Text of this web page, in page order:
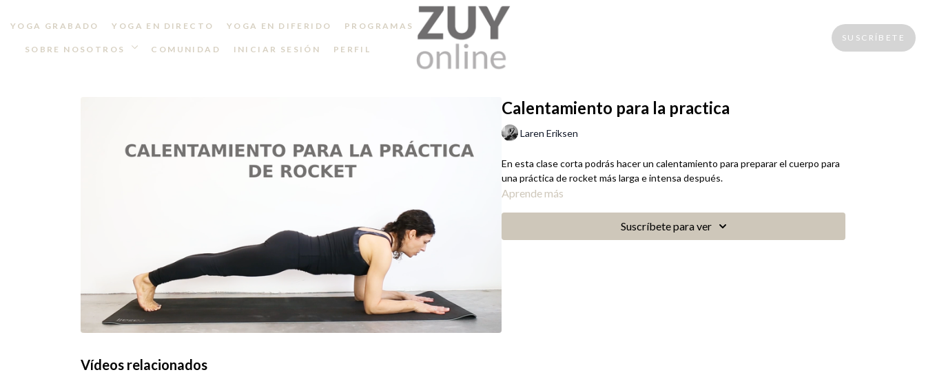
YOGA GRABADO YOGA EN DIRECTO YOGA EN DIFERIDO PROGRAMAS
SOBRE NOSOTROS COMUNIDAD INICIAR SESIÓN PERFIL
SUSCRÍBETE
Calentamiento para la practica
Laren Eriksen
En esta clase corta podrás hacer un calentamiento para preparar el cuerpo para
una práctica de rocket más larga e intensa después.
Aprende más
Suscríbete para ver
Vídeos relacionados